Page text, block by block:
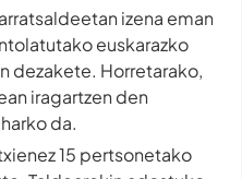
izena eman
euskarazko
dezakete. Horretarako,
iragartzen den
da.
15 pertsonetako